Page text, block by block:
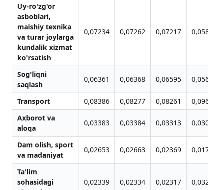
Uy-ro'zg'or
asboblari,
maishiy texnika
va turar joylarga
kundalik xizmat
ko'rsatish
0,07234 0,07262 0,07217 0,05882
Sog'liqni
saqlash
0,06361 0,06368 0,06595 0,05615
Transport 0,08386 0,08277 0,08261
0,09602
Axborot va
aloqa
0,03383 0,03384 0,03313 0,03061
Dam olish, sport
va madaniyat
0,02653 0,02663 0,02369 0,01727
Ta'lim
sohasidagi
0,02339 0,02334 0,02317 0,03273